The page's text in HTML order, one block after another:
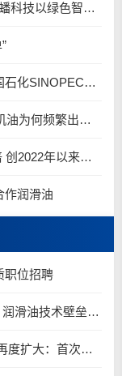
【龙蟠科技】参编零碳工厂团体标准，龙蟠科技以绿色智造锚定零碳未来
畅通丝路物流通道 深耕中亚海外市场|中国石化SINOPEC润滑油北京-阿拉木图图定班列顺利抵达
混动车型“启停拉锯工况”痛点解析：传统机油为何频繁出现油泥堆积？
埃克森美孚（XOM）二季度利润同比翻倍 创2022年以来新高
作润滑油
职位招聘
2、从 API SP 到 SQ，从 GF-6 到 GF-7：润滑油技术壁垒再升高，你准备好了吗？
3、2025年Automechanika Shanghai规模再度扩大：首次启用国家会展中心（上海）全部15个展馆